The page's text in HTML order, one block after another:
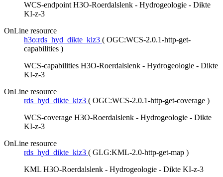
WCS-endpoint H3O-Roerdalslenk - Hydrogeologie - Dikte
KI-z-3
OnLine resource
h3o:rds_hyd_dikte_kiz3 ( OGC:WCS-2.0.1-http-get-
capabilities )
WCS-capabilities H3O-Roerdalslenk - Hydrogeologie - Dikte
KI-z-3
OnLine resource
rds_hyd_dikte_kiz3 ( OGC:WCS-2.0.1-http-get-coverage )
WCS-coverage H3O-Roerdalslenk - Hydrogeologie - Dikte
KI-z-3
OnLine resource
rds_hyd_dikte_kiz3 ( GLG:KML-2.0-http-get-map )
KML H3O-Roerdalslenk - Hydrogeologie - Dikte KI-z-3